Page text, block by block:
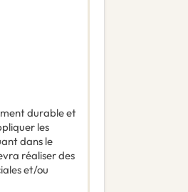
durable et
les
dans le
réaliser des
et/ou